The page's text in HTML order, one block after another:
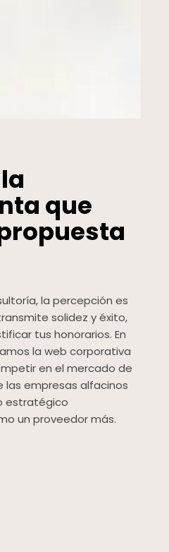
que
la percepción es
solidez y éxito,
tus honorarios. En
la web corporativa
en el mercado de
las empresas alfacinos
estratégico
un proveedor más.